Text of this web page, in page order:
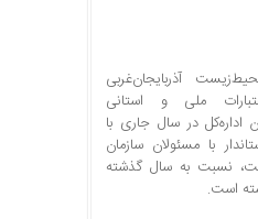
آذربایجان‌غربی
ملی و استانی
در سال جاری با
با مسئولان سازمان
نسبت به سال گذشته